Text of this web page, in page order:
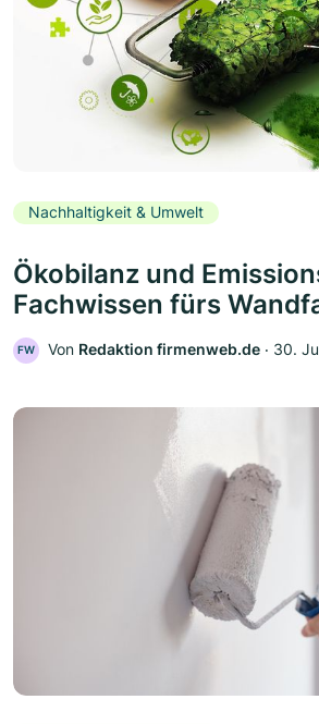
Nachhaltigkeit & Umwelt
Ökobilanz und
Fachwissen fürs
FW Von Redaktion firmenweb.de ‧ 30.